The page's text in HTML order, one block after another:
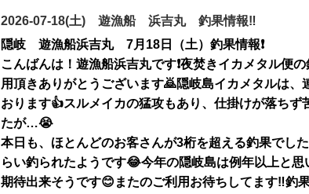
2026-07-18(土) 遊漁船 浜吉丸 釣果情報‼️
隠岐 遊漁船浜吉丸 7月18日（土）釣果情報❗️
こんばんは！遊漁船浜吉丸です❗️夜焚きイカメタル便
用頂きありがとうございます🙇隠岐島イカメタルは、
おります👍スルメイカの猛攻もあり、仕掛けが落ちず
たが…😭
本日も、ほとんどのお客さんが3桁を超える釣果でした
らい釣られたようです😂今年の隠岐島は例年以上と思
期待出来そうです😊またのご利用お待ちしてます‼️釣